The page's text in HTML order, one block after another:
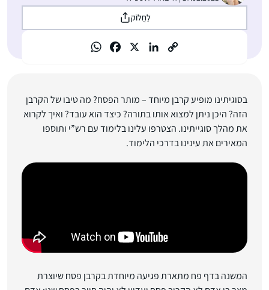
לַחֲלוֹק
בסוגיתינו מופיע קרבן מיוחד – מותר הפסח? מה טיבו של הקרבן
הזה? היכן ניתן למצוא אותו בתורה? כיצד הוא עובד? ואיך לקרוא
את מהלך סוגייתינו. הצטרפו עלינו בלימוד עם רש”י ותוספו
המאירים את עינינו בדרכי הלימוד.
המשנה בדף פח מתארת פגיעה מיוחדת בקרבן פסח שיוצרת